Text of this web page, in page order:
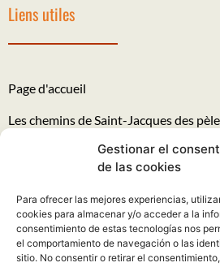
Gestionar el
de las cookies
Para ofrecer las mejores experiencias,
cookies para almacenar y/o acceder a la
consentimiento de estas tecnologías nos
el comportamiento de navegación o las
sitio. No consentir o retirar el
Liens utiles
Page d'accueil
Les chemins de Saint-Jacques des
Politique en matière de cookies
Plaintes et suggestions